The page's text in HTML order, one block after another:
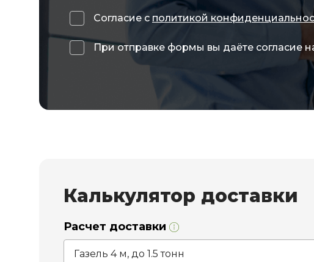
Согласие с политикой
При отправке формы вы даёте согласие
Калькулятор доставки
Расчет доставки